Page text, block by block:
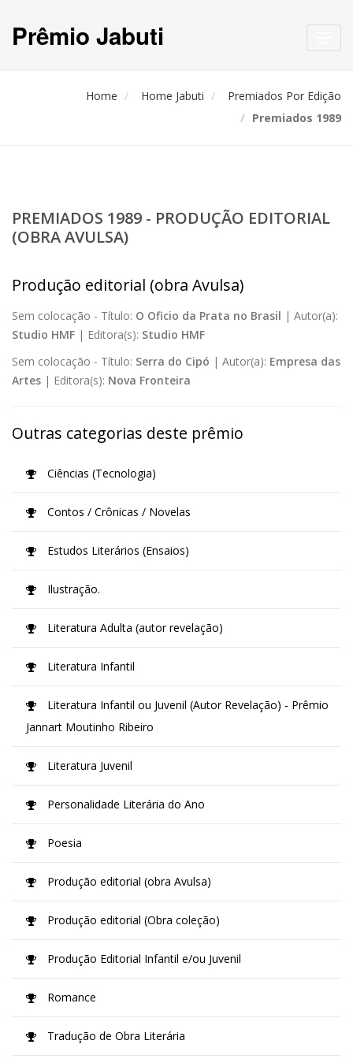
Prêmio Jabuti
Home Home Jabuti
Premiados Por Edição
Premiados 1989
PREMIADOS 1989 - PRODUÇÃO EDITORIAL
(OBRA AVULSA)
Produção editorial (obra Avulsa)
Sem colocação - Título: O Oficio da Prata no Brasil | Autor(a):
Studio HMF | Editora(s): Studio HMF
Sem colocação - Título: Serra do Cipó | Autor(a): Empresa das
Artes | Editora(s): Nova Fronteira
Outras categorias deste prêmio
Ciências (Tecnologia)
Contos / Crônicas / Novelas
Estudos Literários (Ensaios)
Ilustração.
Literatura Adulta (autor revelação)
Literatura Infantil
Literatura Infantil ou Juvenil (Autor Revelação) - Prêmio
Jannart Moutinho Ribeiro
Literatura Juvenil
Personalidade Literária do Ano
Poesia
Produção editorial (obra Avulsa)
Produção editorial (Obra coleção)
Produção Editorial Infantil e/ou Juvenil
Romance
Tradução de Obra Literária